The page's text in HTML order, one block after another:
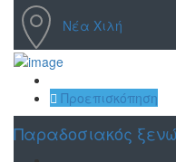
Νέα Χιλή
Προεπισκόπηση
Παραδοσιακός